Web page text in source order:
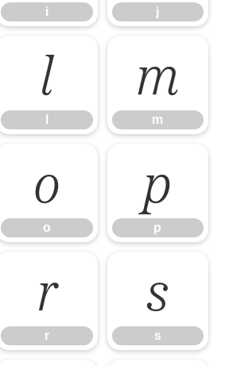
i j
l m
m
o
o
p
p
r
r
s
s